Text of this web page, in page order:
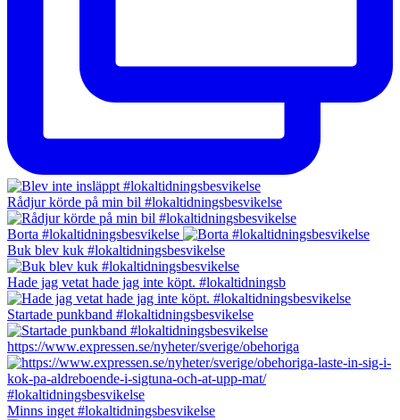
Rådjur körde på min bil #lokaltidningsbesvikelse
Borta #lokaltidningsbesvikelse
Buk blev kuk #lokaltidningsbesvikelse
Hade jag vetat hade jag inte köpt. #lokaltidningsb
Startade punkband #lokaltidningsbesvikelse
https://www.expressen.se/nyheter/sverige/obehoriga
Minns inget #lokaltidningsbesvikelse